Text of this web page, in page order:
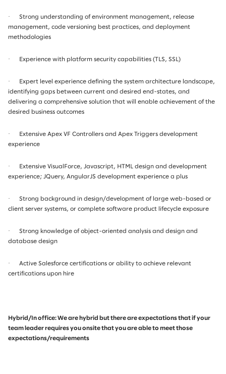
· Strong understanding of environment management, release
management, code versioning best practices, and deployment
methodologies
· Experience with platform security capabilities (TLS, SSL)
· Expert level experience defining the system architecture landscape,
identifying gaps between current and desired end-states, and
delivering a comprehensive solution that will enable achievement of the
desired business outcomes
· Extensive Apex VF Controllers and Apex Triggers development
experience
· Extensive VisualForce, Javascript, HTML design and development
experience; JQuery, AngularJS development experience a plus
· Strong background in design/development of large web-based or
client server systems, or complete software product lifecycle exposure
· Strong knowledge of object-oriented analysis and design and
database design
· Active Salesforce certifications or ability to achieve relevant
certifications upon hire
Hybrid/In office: We are hybrid but there are expectations that if your
team leader requires you onsite that you are able to meet those
expectations/requirements